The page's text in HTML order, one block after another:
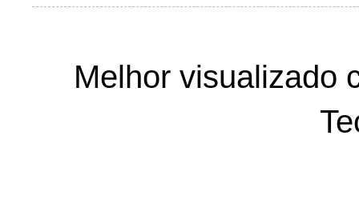
Melhor visualizado